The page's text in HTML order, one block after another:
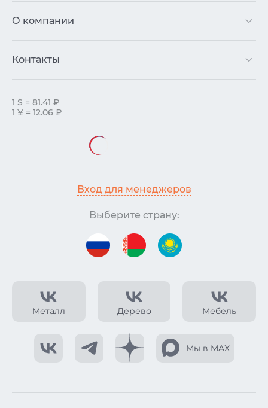
Металл Дерево Мебель
Мы в MAX
О компании
Контакты
1 $ = 81.41 ₽
1 ¥ = 12.06 ₽
Вход для менеджеров
Выберите страну: